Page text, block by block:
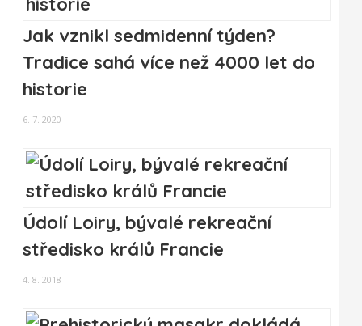
Jak vznikl sedmidenní týden?
Tradice sahá více než 4000 let do
historie
6. 7. 2020
Údolí Loiry, bývalé rekreační
středisko králů Francie
4. 8. 2018